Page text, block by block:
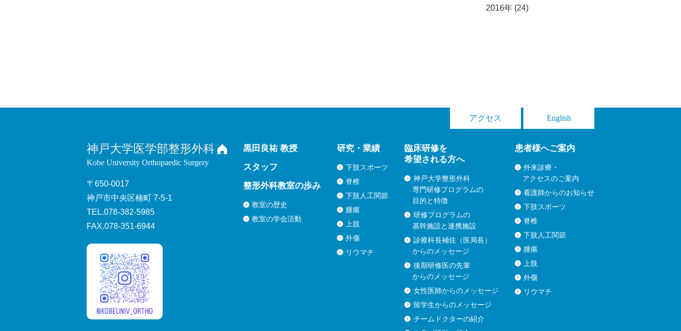
2016年 (24)
アクセス English
神戸大学医学部整形外科
Kobe University Orthopaedic Surgery
〒650-0017
神戸市中央区楠町 7-5-1
TEL.078-382-5985
FAX.078-351-6944
黒田良祐 教授
スタッフ
整形外科教室の歩み
教室の歴史
教室の学会活動
研究・業績
下肢スポーツ
脊椎
下肢人工関節
腫瘍
上肢
外傷
リウマチ
臨床研修を
希望される方へ
神戸大学整形外科
専門研修プログラムの
目的と特徴
研修プログラムの
基幹施設と連携施設
診療科長補佐（医局長）
からのメッセージ
後期研修医の先輩
からのメッセージ
女性医師からのメッセージ
留学生からのメッセージ
チームドクターの紹介
患者様へご案内
外来診療・
アクセスのご案内
看護師からのお知らせ
下肢スポーツ
脊椎
下肢人工関節
腫瘍
上肢
外傷
リウマチ